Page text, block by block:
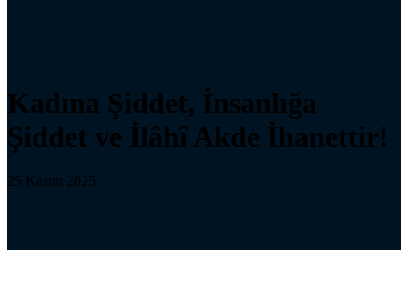
Kadına Şiddet, İnsanlığa
Şiddet ve İlâhî Akde İhanettir!
25 Kasım 2025